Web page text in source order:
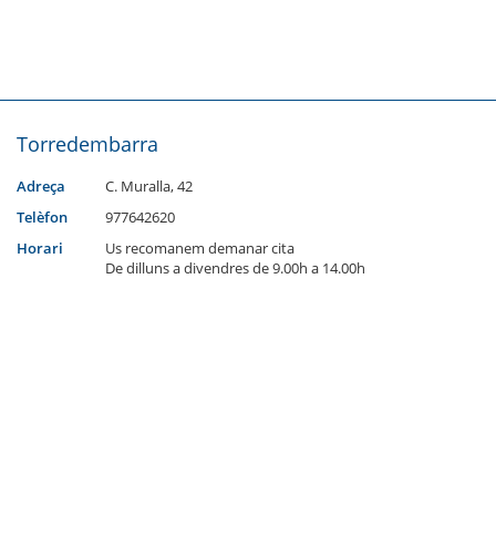
Torredembarra
Adreça
C. Muralla, 42
Telèfon
977642620
Horari
Us recomanem demanar cita
De dilluns a divendres de 9.00h a 14.00h